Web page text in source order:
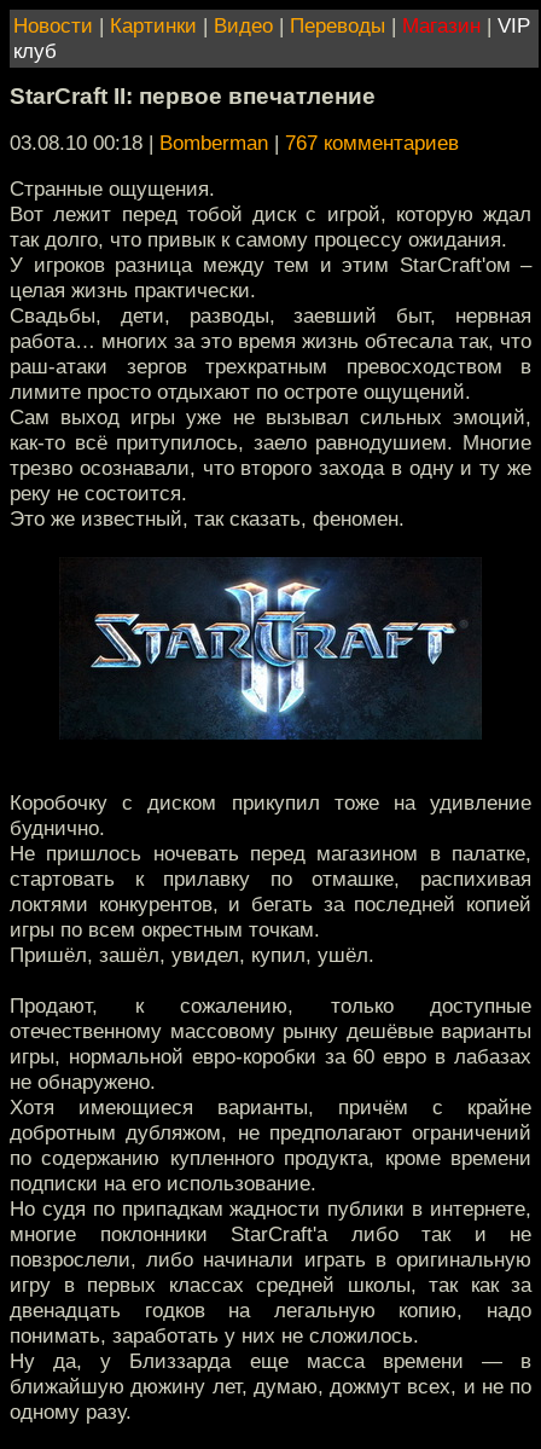
Новости | Картинки | Видео | Переводы | Магазин | VIP
клуб
StarCraft II: первое впечатление
03.08.10 00:18 | Bomberman | 767 комментариев
Странные ощущения.
Вот лежит перед тобой диск с игрой, которую ждал
так долго, что привык к самому процессу ожидания.
У игроков разница между тем и этим StarCraft'ом –
целая жизнь практически.
Свадьбы, дети, разводы, заевший быт, нервная
работа… многих за это время жизнь обтесала так, что
раш-атаки зергов трехкратным превосходством в
лимите просто отдыхают по остроте ощущений.
Сам выход игры уже не вызывал сильных эмоций,
как-то всё притупилось, заело равнодушием. Многие
трезво осознавали, что второго захода в одну и ту же
реку не состоится.
Это же известный, так сказать, феномен.
Коробочку с диском прикупил тоже на удивление
буднично.
Не пришлось ночевать перед магазином в палатке,
стартовать к прилавку по отмашке, распихивая
локтями конкурентов, и бегать за последней копией
игры по всем окрестным точкам.
Пришёл, зашёл, увидел, купил, ушёл.
Продают, к сожалению, только доступные
отечественному массовому рынку дешёвые варианты
игры, нормальной евро-коробки за 60 евро в лабазах
не обнаружено.
Хотя имеющиеся варианты, причём с крайне
добротным дубляжом, не предполагают ограничений
по содержанию купленного продукта, кроме времени
подписки на его использование.
Но судя по припадкам жадности публики в интернете,
многие поклонники StarCraft'а либо так и не
повзрослели, либо начинали играть в оригинальную
игру в первых классах средней школы, так как за
двенадцать годков на легальную копию, надо
понимать, заработать у них не сложилось.
Ну да, у Близзарда еще масса времени — в
ближайшую дюжину лет, думаю, дожмут всех, и не по
одному разу.